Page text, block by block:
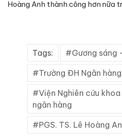
Hoàng Anh thành công hơn nữa
Tags: Gương sáng
Trường ĐH Ngân
Viện Nghiên cứu
ngân hàng
PGS. TS. Lê Hoàng